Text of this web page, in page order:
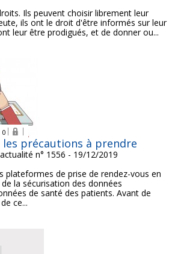
Ils peuvent choisir librement leur
ils ont le droit d'être informés sur leur
leur être prodigués, et de donner ou...
0
les précautions à prendre
n° 1556 - 19/12/2019
plateformes de prise de rendez-vous en
la sécurisation des données
de santé des patients. Avant de
ce...